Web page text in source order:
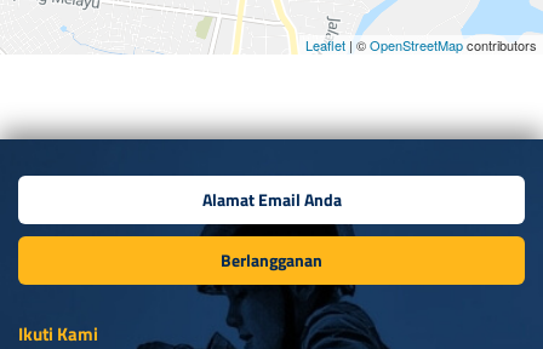
Leaflet | ©OpenStreetMapcontributors
Berlangganan
Ikuti Kami